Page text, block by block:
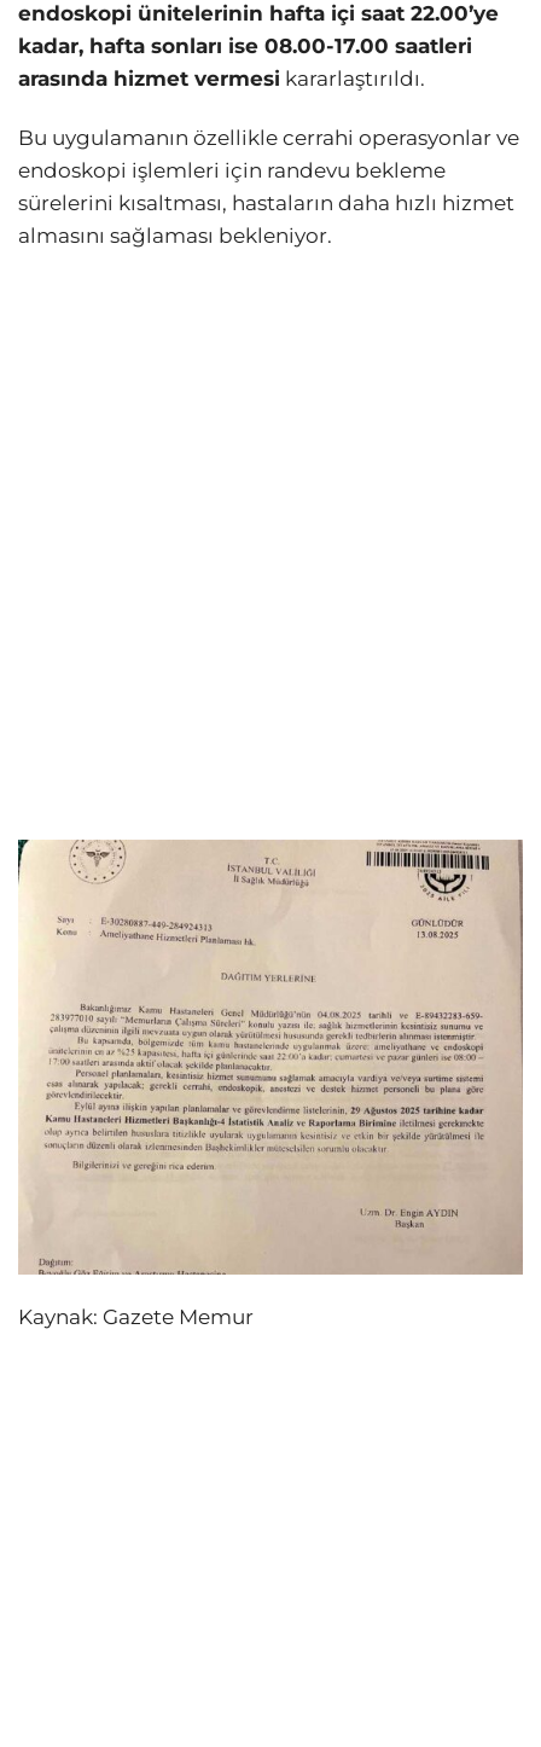
endoskopi ünitelerinin hafta içi saat 22.00’ye
kadar, hafta sonları ise 08.00-17.00 saatleri
arasında hizmet vermesi kararlaştırıldı.
Bu uygulamanın özellikle cerrahi operasyonlar ve
endoskopi işlemleri için randevu bekleme
sürelerini kısaltması, hastaların daha hızlı hizmet
almasını sağlaması bekleniyor.
Kaynak: Gazete Memur